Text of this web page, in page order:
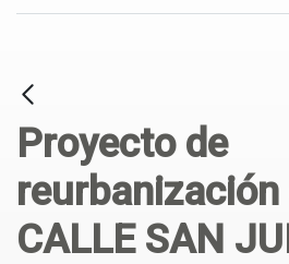
Proyecto de
reurbanización
CALLE SAN